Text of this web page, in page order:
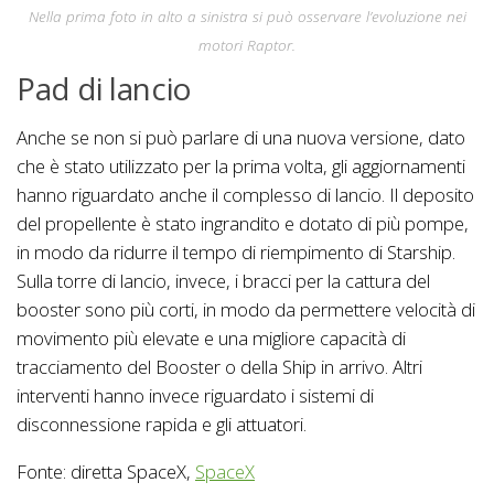
Nella prima foto in alto a sinistra si può osservare l’evoluzione nei
motori Raptor.
Pad di lancio
Anche se non si può parlare di una nuova versione, dato
che è stato utilizzato per la prima volta, gli aggiornamenti
hanno riguardato anche il complesso di lancio. Il deposito
del propellente è stato ingrandito e dotato di più pompe,
in modo da ridurre il tempo di riempimento di Starship.
Sulla torre di lancio, invece, i bracci per la cattura del
booster sono più corti, in modo da permettere velocità di
movimento più elevate e una migliore capacità di
tracciamento del Booster o della Ship in arrivo. Altri
interventi hanno invece riguardato i sistemi di
disconnessione rapida e gli attuatori.
Fonte: diretta SpaceX, SpaceX